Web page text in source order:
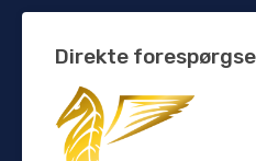
Direkte